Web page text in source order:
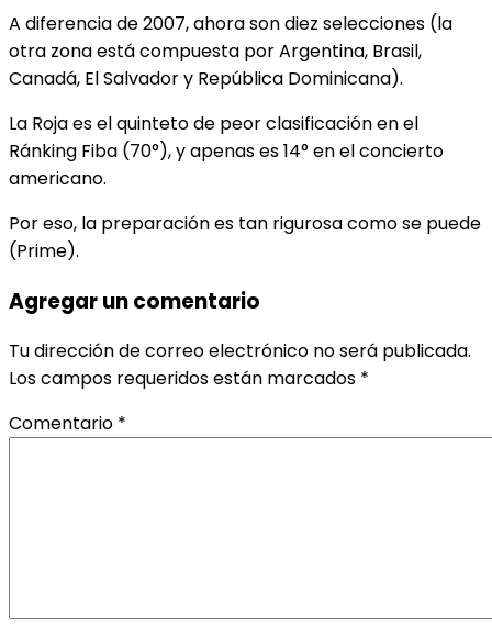
A diferencia de 2007, ahora son diez selecciones (la
otra zona está compuesta por Argentina, Brasil,
Canadá, El Salvador y República Dominicana).
La Roja es el quinteto de peor clasificación en el
Ránking Fiba (70°), y apenas es 14° en el concierto
americano.
Por eso, la preparación es tan rigurosa como se puede
(Prime).
Agregar un comentario
Tu dirección de correo electrónico no será publicada.
Los campos requeridos están marcados *
Comentario *